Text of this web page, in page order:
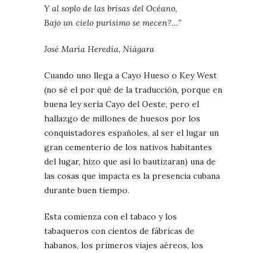
Y al soplo de las brisas del Océano,
Bajo un cielo purísimo se mecen?…”
José María Heredia, Niágara
Cuando uno llega a Cayo Hueso o Key West
(no sé el por qué de la traducción, porque en
buena ley sería Cayo del Oeste, pero el
hallazgo de millones de huesos por los
conquistadores españoles, al ser el lugar un
gran cementerio de los nativos habitantes
del lugar, hizo que así lo bautizaran) una de
las cosas que impacta es la presencia cubana
durante buen tiempo.
Esta comienza con el tabaco y los
tabaqueros con cientos de fábricas de
habanos, los primeros viajes aéreos, los